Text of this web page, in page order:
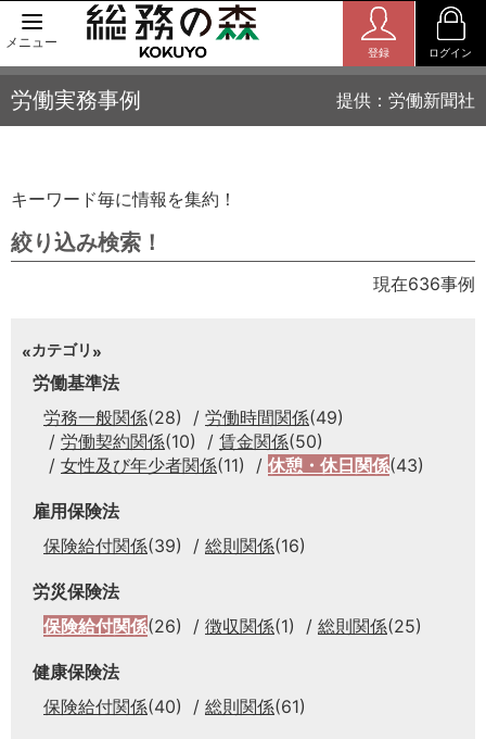
メニュー
登録 ログイン
労働実務事例 提供：労働新聞社
キーワード毎に情報を集約！
絞り込み検索！
現在636事例
カテゴリ
労働基準法
労務一般関係(28) 労働時間関係(49)
労働契約関係(10) 賃金関係(50)
女性及び年少者関係(11) 休憩・休日関係(43)
雇用保険法
保険給付関係(39) 総則関係(16)
労災保険法
保険給付関係(26) 徴収関係(1) 総則関係(25)
健康保険法
保険給付関係(40) 総則関係(61)